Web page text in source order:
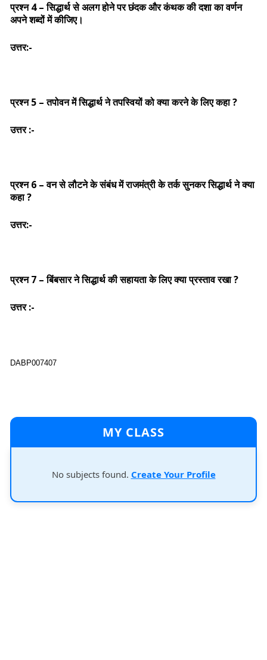
प्रश्न 4 – सिद्धार्थ से अलग होने पर छंदक और कंथक की दशा का वर्णन
अपने शब्दों में कीजिए।
उत्तर:-
प्रश्न 5 – तपोवन में सिद्धार्थ ने तपस्वियों को क्या करने के लिए कहा ?
उत्तर :-
प्रश्न 6 – वन से लौटने के संबंध में राजमंत्री के तर्क सुनकर सिद्धार्थ ने क्या
कहा ?
उत्तर:-
प्रश्न 7 – बिंबसार ने सिद्धार्थ की सहायता के लिए क्या प्रस्ताव रखा ?
उत्तर :-
DABP007407
MY CLASS
No subjects found. Create Your Profile